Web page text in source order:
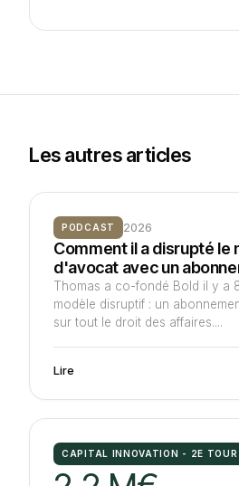
Les autres articles
PODCAST 2026
Comment il a disrupté le
d'avocat avec un
Thomas a co-fondé Bold il y a
modèle disruptif : un
sur tout le droit des affaires....
Lire
CAPITAL INNOVATION - 2E TOUR